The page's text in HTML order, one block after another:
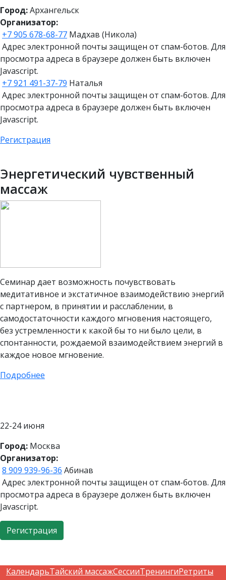
Город:Архангельск
Организатор:
+7 905 678-68-77 Мадхав (Никола)
Адрес электронной почты защищен от спам-ботов. Для
просмотра адреса в браузере должен быть включен
Javascript.
+7 921 491-37-79 Наталья
Адрес электронной почты защищен от спам-ботов. Для
просмотра адреса в браузере должен быть включен
Javascript.
Регистрация
Энергетический чувственный
массаж
Семинар дает возможность почувствовать
медитативное и экстатичное взаимодействию энергий
с партнером, в принятии и расслаблении, в
самодостаточности каждого мгновения настоящего,
без устремленности к какой бы то ни было цели, в
спонтанности, рождаемой взаимодействием энергий в
каждое новое мгновение.
Подробнее
22-24 июня
Город: Москва
Организатор:
8 909 939-96-36 Абинав
Адрес электронной почты защищен от спам-ботов. Для
просмотра адреса в браузере должен быть включен
Javascript.
Регистрация
КалендарьТайский массажСессииТренингиРетриты